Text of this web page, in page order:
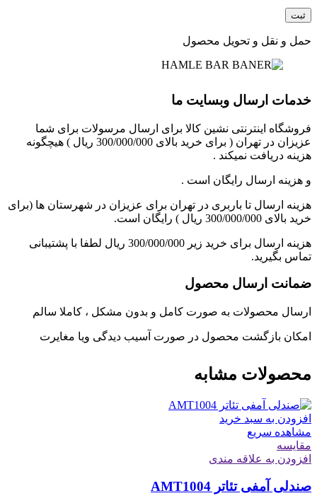
حمل و نقل و تحویل محصول
خدمات ارسال وبسایت ما
فروشگاه اینترنتی نشین کالا برای ارسال مرسولات برای شما
عزیزان در تهران ( برای خرید بالای 300/000/000 ریال ) هیچگونه
هزینه دریافت نمیکند .
و هزینه ارسال رایگان است .
هزینه ارسال تا باربری در تهران برای عزیزان در شهرستان ها (برای
خرید بالای 300/000/000 ریال ) رایگان است.
هزینه ارسال برای خرید زیر 300/000/000 ریال لطفا با پشتیبانی
تماس بگیرید.
ضمانت ارسال محصول
ارسال محصولات به صورت کامل و بدون مشکل ، کاملا سالم
امکان بازگشت محصول در صورت آسیب دیدگی ویا مغایرت
محصولات مشابه
افزودن به سبد خرید
مشاهده سریع
مقایسه
افزودن به علاقه مندی
صندلی آمفی تئاتر AMT1004